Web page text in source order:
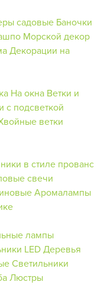
садовые Баночки
Морской декор
Декорации на
На окна Ветки и
с подсветкой
ветки
в стиле прованс
свечи
Аромалампы
лампы
LED Деревья
Светильники
Люстры